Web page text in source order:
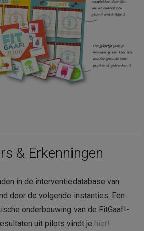
niet langer bewaard dan
©EenvoudigRecht.nl
& Erkenningen
in de interventiedatabase van
door de volgende instanties. Een
onderbouwing van de FitGaaf!-
uit pilots vindt je hier!